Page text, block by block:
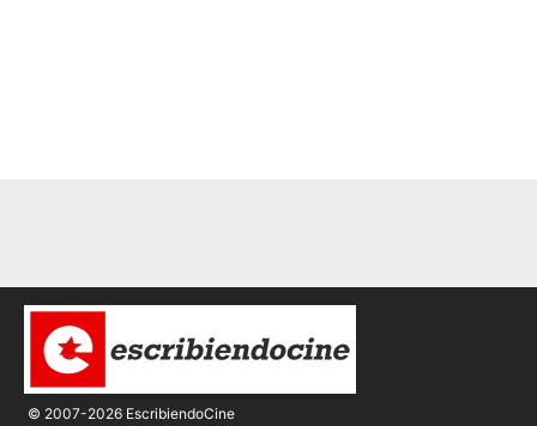
© 2007-2026 EscribiendoCine